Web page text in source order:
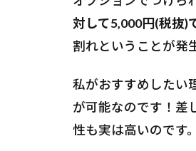
対して5,000円(税抜)
割れということが発
私がおすすめしたい
が可能なのです！差
性も実は高いのです。